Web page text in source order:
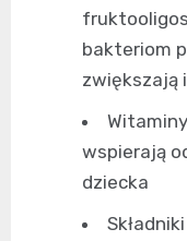
bakteriom
zwiększają
wspierają
dziecka